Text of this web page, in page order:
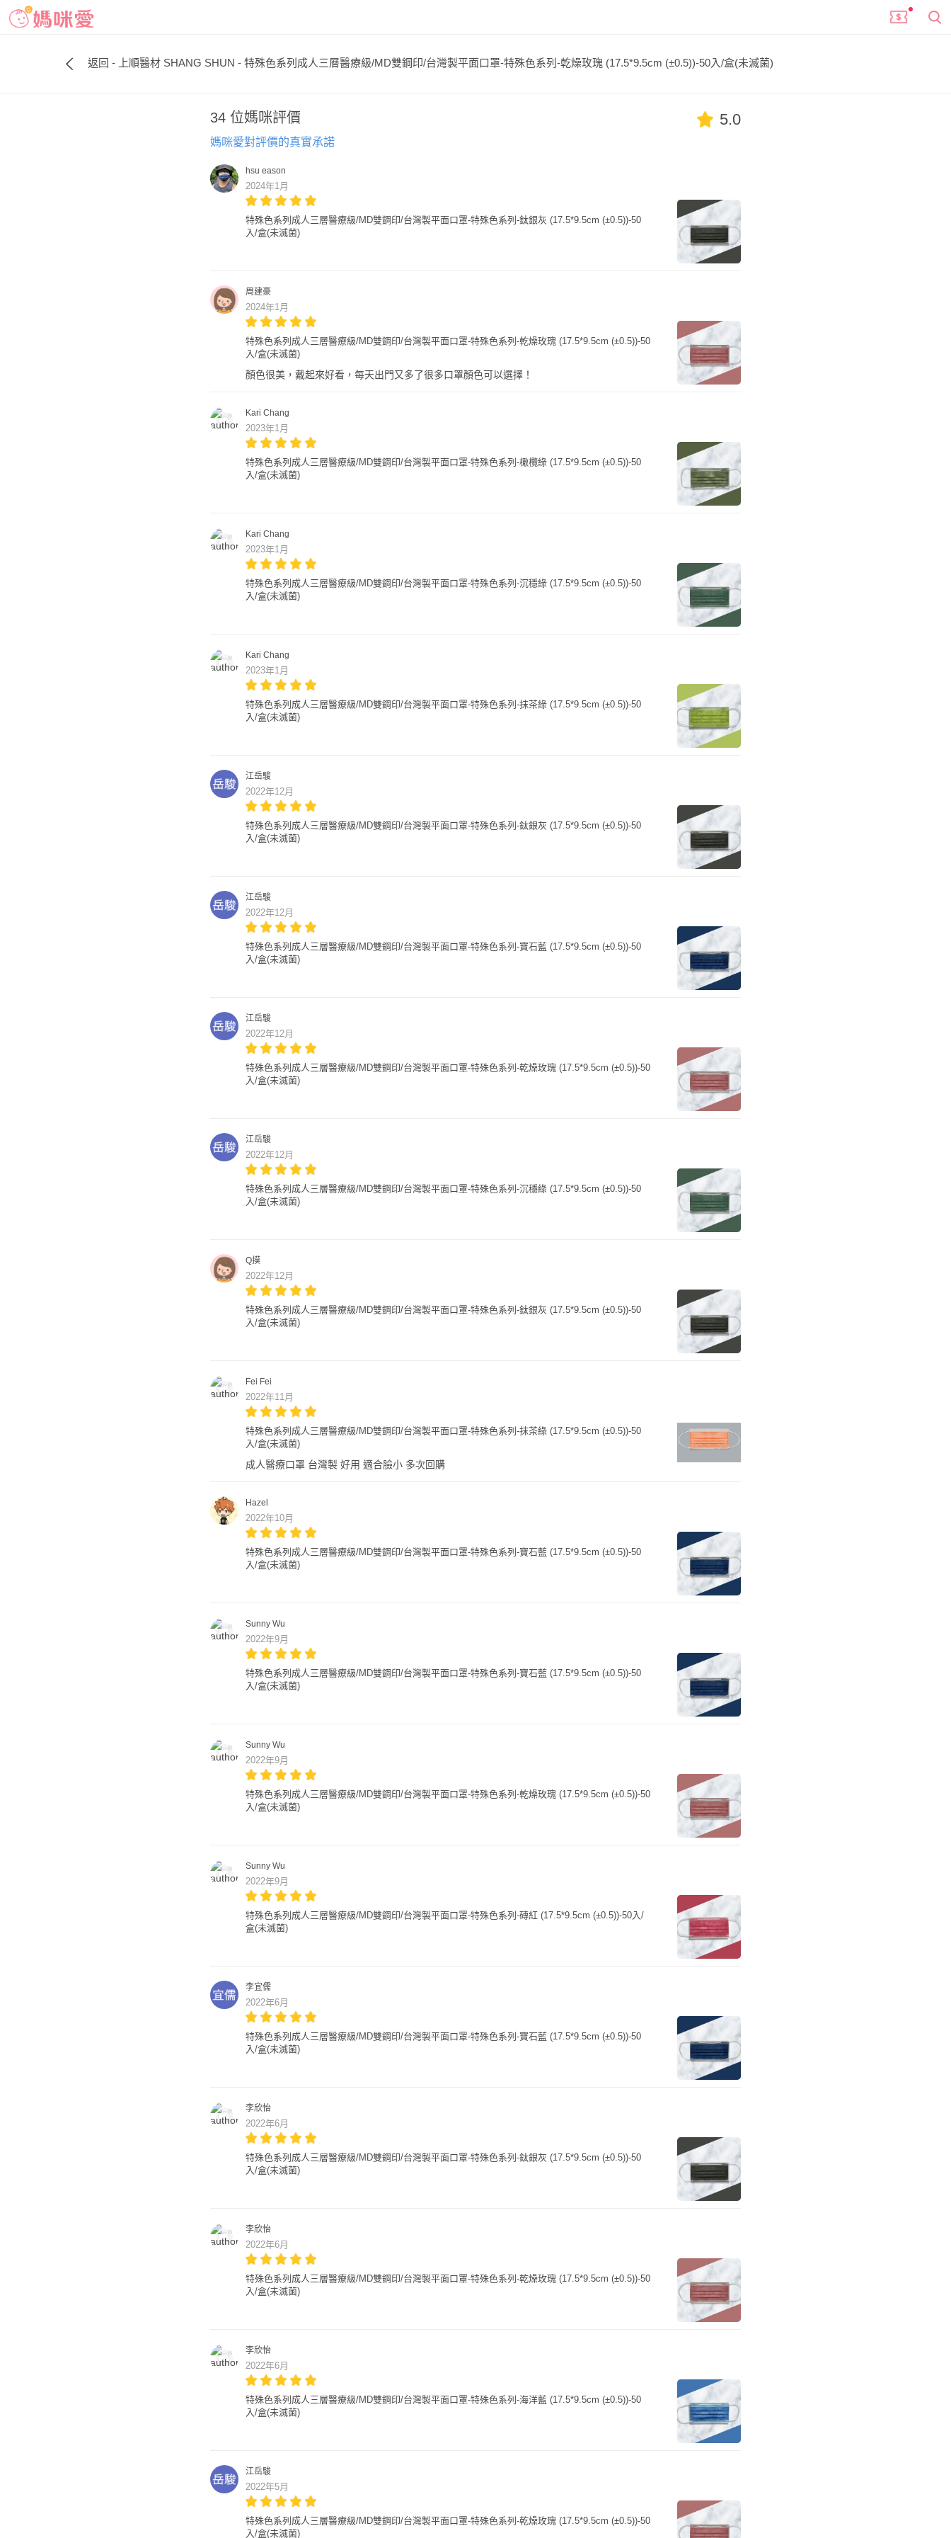
返回 - 上順醫材 SHANG SHUN - 特殊色系列成人三層醫療級/MD雙鋼印/台灣製平面口罩-特殊色系列-乾燥玫瑰 (17.5*9.5cm (±0.5))-50入/盒(未滅菌)
34 位媽咪評價
媽咪愛對評價的真實承諾
5.0
hsu eason
2024年1月
特殊色系列成人三層醫療級/MD雙鋼印/台灣製平面口罩-特殊色系列-鈦銀灰 (17.5*9.5cm (±0.5))-50
入/盒(未滅菌)
周建豪
2024年1月
特殊色系列成人三層醫療級/MD雙鋼印/台灣製平面口罩-特殊色系列-乾燥玫瑰 (17.5*9.5cm (±0.5))-50
入/盒(未滅菌)
顏色很美，戴起來好看，每天出門又多了很多口罩顏色可以選擇！
Kari Chang
2023年1月
特殊色系列成人三層醫療級/MD雙鋼印/台灣製平面口罩-特殊色系列-橄欖綠 (17.5*9.5cm (±0.5))-50
入/盒(未滅菌)
Kari Chang
2023年1月
特殊色系列成人三層醫療級/MD雙鋼印/台灣製平面口罩-特殊色系列-沉穩綠 (17.5*9.5cm (±0.5))-50
入/盒(未滅菌)
Kari Chang
2023年1月
特殊色系列成人三層醫療級/MD雙鋼印/台灣製平面口罩-特殊色系列-抹茶綠 (17.5*9.5cm (±0.5))-50
入/盒(未滅菌)
江岳駿
2022年12月
特殊色系列成人三層醫療級/MD雙鋼印/台灣製平面口罩-特殊色系列-鈦銀灰 (17.5*9.5cm (±0.5))-50
入/盒(未滅菌)
江岳駿
2022年12月
特殊色系列成人三層醫療級/MD雙鋼印/台灣製平面口罩-特殊色系列-寶石藍 (17.5*9.5cm (±0.5))-50
入/盒(未滅菌)
江岳駿
2022年12月
特殊色系列成人三層醫療級/MD雙鋼印/台灣製平面口罩-特殊色系列-乾燥玫瑰 (17.5*9.5cm (±0.5))-50
入/盒(未滅菌)
江岳駿
2022年12月
特殊色系列成人三層醫療級/MD雙鋼印/台灣製平面口罩-特殊色系列-沉穩綠 (17.5*9.5cm (±0.5))-50
入/盒(未滅菌)
Q摸
2022年12月
特殊色系列成人三層醫療級/MD雙鋼印/台灣製平面口罩-特殊色系列-鈦銀灰 (17.5*9.5cm (±0.5))-50
入/盒(未滅菌)
Fei Fei
2022年11月
特殊色系列成人三層醫療級/MD雙鋼印/台灣製平面口罩-特殊色系列-抹茶綠 (17.5*9.5cm (±0.5))-50
入/盒(未滅菌)
成人醫療口罩 台灣製 好用 適合臉小 多次回購
Hazel
2022年10月
特殊色系列成人三層醫療級/MD雙鋼印/台灣製平面口罩-特殊色系列-寶石藍 (17.5*9.5cm (±0.5))-50
入/盒(未滅菌)
Sunny Wu
2022年9月
特殊色系列成人三層醫療級/MD雙鋼印/台灣製平面口罩-特殊色系列-寶石藍 (17.5*9.5cm (±0.5))-50
入/盒(未滅菌)
Sunny Wu
2022年9月
特殊色系列成人三層醫療級/MD雙鋼印/台灣製平面口罩-特殊色系列-乾燥玫瑰 (17.5*9.5cm (±0.5))-50
入/盒(未滅菌)
Sunny Wu
2022年9月
特殊色系列成人三層醫療級/MD雙鋼印/台灣製平面口罩-特殊色系列-磚紅 (17.5*9.5cm (±0.5))-50入/
盒(未滅菌)
李宜儒
2022年6月
特殊色系列成人三層醫療級/MD雙鋼印/台灣製平面口罩-特殊色系列-寶石藍 (17.5*9.5cm (±0.5))-50
入/盒(未滅菌)
李欣怡
2022年6月
特殊色系列成人三層醫療級/MD雙鋼印/台灣製平面口罩-特殊色系列-鈦銀灰 (17.5*9.5cm (±0.5))-50
入/盒(未滅菌)
李欣怡
2022年6月
特殊色系列成人三層醫療級/MD雙鋼印/台灣製平面口罩-特殊色系列-乾燥玫瑰 (17.5*9.5cm (±0.5))-50
入/盒(未滅菌)
李欣怡
2022年6月
特殊色系列成人三層醫療級/MD雙鋼印/台灣製平面口罩-特殊色系列-海洋藍 (17.5*9.5cm (±0.5))-50
入/盒(未滅菌)
江岳駿
2022年5月
特殊色系列成人三層醫療級/MD雙鋼印/台灣製平面口罩-特殊色系列-乾燥玫瑰 (17.5*9.5cm (±0.5))-50
入/盒(未滅菌)